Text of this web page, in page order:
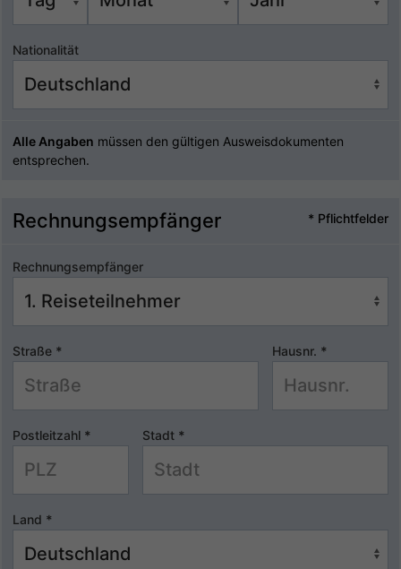
Nationalität
Alle Angaben müssen den gültigen Ausweisdokumenten
entsprechen.
Rechnungsempfänger * Pflichtfelder
Rechnungsempfänger
Straße * Hausnr. *
Postleitzahl * Stadt *
Land *